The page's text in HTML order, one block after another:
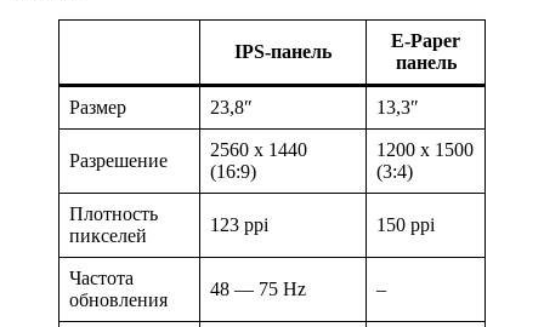
IPS-панель
E-Paper
панель
Размер 23,8″ 13,3″
Разрешение
2560 x 1440
(16:9)
1200 x 1500
(3:4)
Плотность
пикселей
123 ppi 150 ppi
Частота
обновления
48 — 75 Hz –